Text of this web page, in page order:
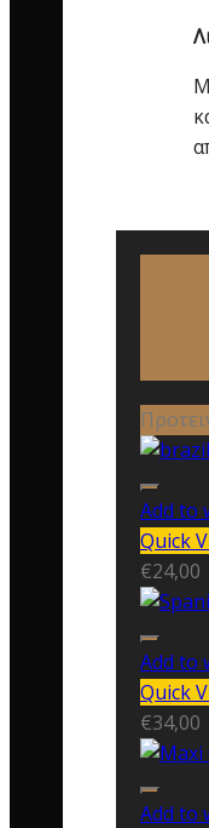
Add to
Quick
€24,00
Add to
Quick
€34,00
Add to